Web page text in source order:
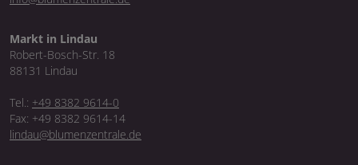
Markt in Lindau
Robert-Bosch-Str. 18
88131 Lindau
Tel.: +49 8382 9614-0
Fax: +49 8382 9614-14
lindau@blumenzentrale.de